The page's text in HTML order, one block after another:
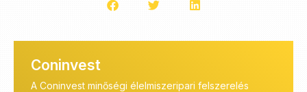
Coninvest
A Coninvest minőségi élelmiszeripari felszerelés